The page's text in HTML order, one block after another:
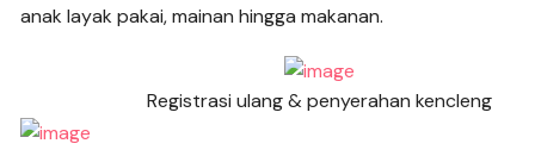
anak layak pakai, mainan hingga makanan.
Registrasi ulang & penyerahan kencleng